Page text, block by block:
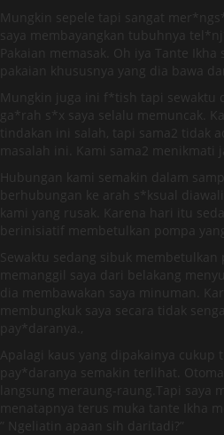
Mungkin sepele tapi sangat
saya membayangkan tubuhnya
Pakaian memasak. Oh iya Tante
pakaian khususnya yang dia bawa
Mungkin juga ini f*tish tapi sewaktu
ga*rah s*x saya selalu memuncak.
tindakan ini salah, tapi sama2 tidak
masalah ini. Kami sama2 menikmati
Hubungan kami semakin dalam
berhubungan ke arah s*ksual
kami yang rusak. Karena hari itu
berinisiatif membetulkan pompa
Sewaktu sedang sibuk membetulkan
memanggil saya dari belakang
dia membawakan saya minuman.
membungkuk saya secara tidak
pay*daranya.,
Apalagi kaus yang dipakainya cukup
pay*daranya semakin terlihat.
langsung meraung-raung.Tapi saya
menatapnya terus muka tante Ikha
” Ngeliatin apaan sih daritadi?”